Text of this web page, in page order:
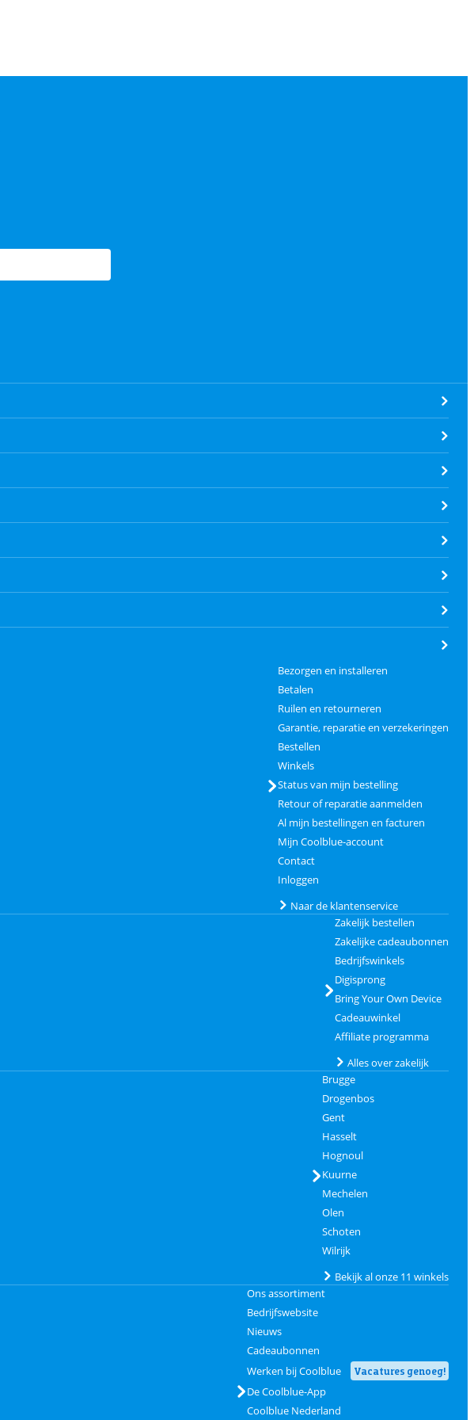
Bezorgen en installeren
Betalen
Ruilen en retourneren
Garantie, reparatie en verzekeringen
Bestellen
Winkels
Status van mijn bestelling
Retour of reparatie aanmelden
Al mijn bestellingen en facturen
Mijn Coolblue-account
Contact
Inloggen
Naar de klantenservice
Zakelijk bestellen
Zakelijke cadeaubonnen
Bedrijfswinkels
Digisprong
Bring Your Own Device
Cadeauwinkel
Affiliate programma
Alles over zakelijk
Brugge
Drogenbos
Gent
Hasselt
Hognoul
Kuurne
Mechelen
Olen
Schoten
Wilrijk
Bekijk al onze 11 winkels
Ons assortiment
Bedrijfswebsite
Nieuws
Cadeaubonnen
Werken bij Coolblue
Vacatures genoeg!
De Coolblue-App
Coolblue Nederland